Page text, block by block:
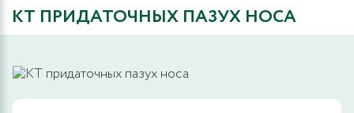
КТ ПРИДАТОЧНЫХ ПАЗУХ НОСА